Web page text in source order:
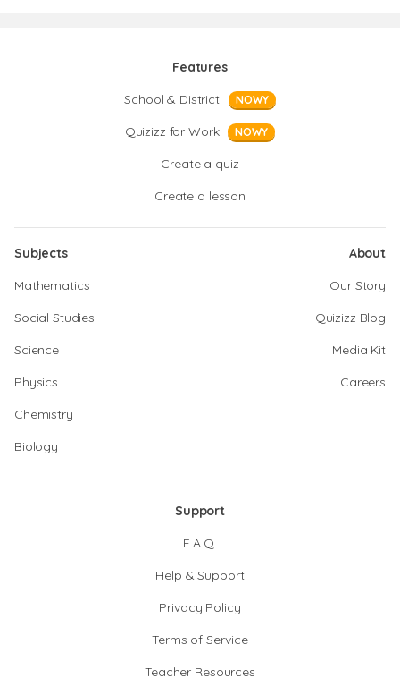
Features
School & District
NOWY
Quizizz for Work NOWY
Create a quiz
Create a lesson
Subjects
Mathematics
Social Studies
Science
Physics
Chemistry
Biology
About
Our Story
Quizizz Blog
Media Kit
Careers
Support
F.A.Q.
Help & Support
Privacy Policy
Terms of Service
Teacher Resources